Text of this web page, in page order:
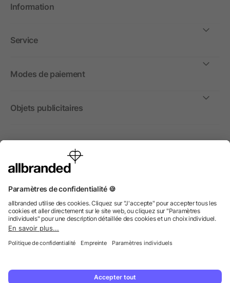
Information
Service
Modes de paiement
Objets publicitaires
International
Nous commercialisons nos objets publicitaires et articles
non aux personnes privées.